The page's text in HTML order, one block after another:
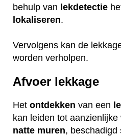
behulp van lekdetectie
lokaliseren.
Vervolgens kan de
worden verholpen.
Afvoer lekkage
Het ontdekken van een
kan leiden tot aanzienlijke
natte muren, beschadigd